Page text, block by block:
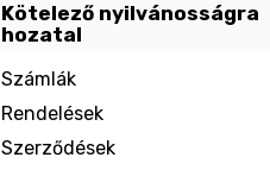
Kötelező nyilvánosságra
hozatal
Számlák
Rendelések
Szerződések